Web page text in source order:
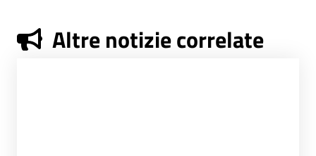
Altre notizie correlate